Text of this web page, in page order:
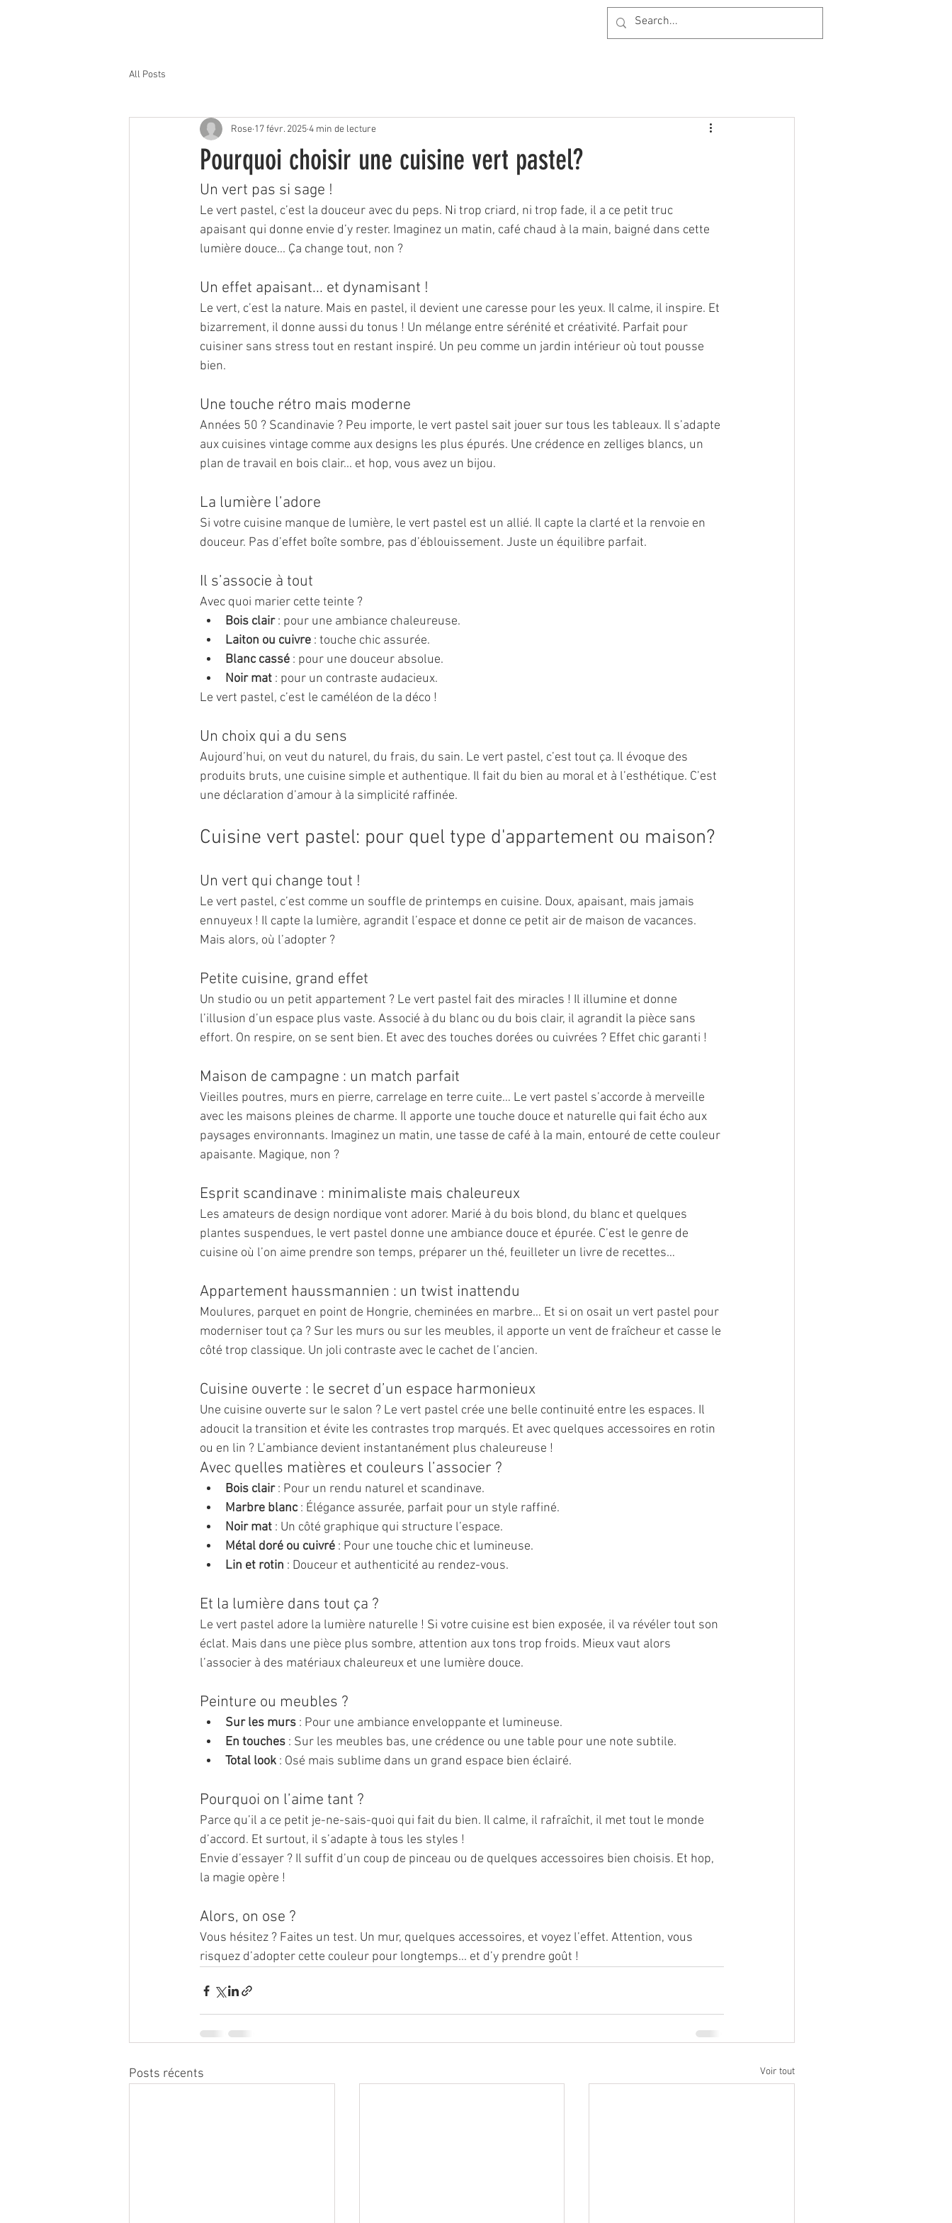
All Posts
Pourquoi choisir une cuisine vert pastel?
Rose 17 févr. 20254 min de lecture
Un vert pas si sage !
Le vert pastel, c’est la douceur avec du peps. Ni trop criard, ni trop fade, il a ce petit truc
apaisant qui donne envie d’y rester. Imaginez un matin, café chaud à la main, baigné dans cette
lumière douce... Ça change tout, non ?
Un effet apaisant... et dynamisant !
Le vert, c’est la nature. Mais en pastel, il devient une caresse pour les yeux. Il calme, il inspire. Et
bizarrement, il donne aussi du tonus ! Un mélange entre sérénité et créativité. Parfait pour
cuisiner sans stress tout en restant inspiré. Un peu comme un jardin intérieur où tout pousse
bien.
Une touche rétro mais moderne
Années 50 ? Scandinavie ? Peu importe, le vert pastel sait jouer sur tous les tableaux. Il s’adapte
aux cuisines vintage comme aux designs les plus épurés. Une crédence en zelliges blancs, un
plan de travail en bois clair... et hop, vous avez un bijou.
La lumière l’adore
Si votre cuisine manque de lumière, le vert pastel est un allié. Il capte la clarté et la renvoie en
douceur. Pas d’effet boîte sombre, pas d’éblouissement. Juste un équilibre parfait.
Il s’associe à tout
Avec quoi marier cette teinte ?
Bois clair : pour une ambiance chaleureuse.
Laiton ou cuivre : touche chic assurée.
Blanc cassé : pour une douceur absolue.
Noir mat : pour un contraste audacieux.
Le vert pastel, c’est le caméléon de la déco !
Un choix qui a du sens
Aujourd’hui, on veut du naturel, du frais, du sain. Le vert pastel, c’est tout ça. Il évoque des
produits bruts, une cuisine simple et authentique. Il fait du bien au moral et à l’esthétique. C’est
une déclaration d’amour à la simplicité raffinée.
Cuisine vert pastel: pour quel type d'appartement ou maison?
Un vert qui change tout !
Le vert pastel, c’est comme un souffle de printemps en cuisine. Doux, apaisant, mais jamais
ennuyeux ! Il capte la lumière, agrandit l’espace et donne ce petit air de maison de vacances.
Mais alors, où l’adopter ?
Petite cuisine, grand effet
Un studio ou un petit appartement ? Le vert pastel fait des miracles ! Il illumine et donne
l’illusion d’un espace plus vaste. Associé à du blanc ou du bois clair, il agrandit la pièce sans
effort. On respire, on se sent bien. Et avec des touches dorées ou cuivrées ? Effet chic garanti !
Maison de campagne : un match parfait
Vieilles poutres, murs en pierre, carrelage en terre cuite… Le vert pastel s’accorde à merveille
avec les maisons pleines de charme. Il apporte une touche douce et naturelle qui fait écho aux
paysages environnants. Imaginez un matin, une tasse de café à la main, entouré de cette couleur
apaisante. Magique, non ?
Esprit scandinave : minimaliste mais chaleureux
Les amateurs de design nordique vont adorer. Marié à du bois blond, du blanc et quelques
plantes suspendues, le vert pastel donne une ambiance douce et épurée. C’est le genre de
cuisine où l’on aime prendre son temps, préparer un thé, feuilleter un livre de recettes…
Appartement haussmannien : un twist inattendu
Moulures, parquet en point de Hongrie, cheminées en marbre… Et si on osait un vert pastel pour
moderniser tout ça ? Sur les murs ou sur les meubles, il apporte un vent de fraîcheur et casse le
côté trop classique. Un joli contraste avec le cachet de l’ancien.
Cuisine ouverte : le secret d’un espace harmonieux
Une cuisine ouverte sur le salon ? Le vert pastel crée une belle continuité entre les espaces. Il
adoucit la transition et évite les contrastes trop marqués. Et avec quelques accessoires en rotin
ou en lin ? L’ambiance devient instantanément plus chaleureuse !
Avec quelles matières et couleurs l’associer ?
Bois clair : Pour un rendu naturel et scandinave.
Marbre blanc : Élégance assurée, parfait pour un style raffiné.
Noir mat : Un côté graphique qui structure l’espace.
Métal doré ou cuivré : Pour une touche chic et lumineuse.
Lin et rotin : Douceur et authenticité au rendez-vous.
Et la lumière dans tout ça ?
Le vert pastel adore la lumière naturelle ! Si votre cuisine est bien exposée, il va révéler tout son
éclat. Mais dans une pièce plus sombre, attention aux tons trop froids. Mieux vaut alors
l’associer à des matériaux chaleureux et une lumière douce.
Peinture ou meubles ?
Sur les murs : Pour une ambiance enveloppante et lumineuse.
En touches : Sur les meubles bas, une crédence ou une table pour une note subtile.
Total look : Osé mais sublime dans un grand espace bien éclairé.
Pourquoi on l’aime tant ?
Parce qu’il a ce petit je-ne-sais-quoi qui fait du bien. Il calme, il rafraîchit, il met tout le monde
d’accord. Et surtout, il s’adapte à tous les styles !
Envie d’essayer ? Il suffit d’un coup de pinceau ou de quelques accessoires bien choisis. Et hop,
la magie opère !
Alors, on ose ?
Vous hésitez ? Faites un test. Un mur, quelques accessoires, et voyez l’effet. Attention, vous
risquez d’adopter cette couleur pour longtemps... et d’y prendre goût !
Posts récents Voir tout